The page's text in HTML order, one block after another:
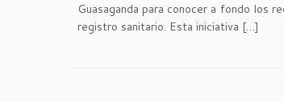
Guasaganda para conocer a fondo los
registro sanitario. Esta iniciativa […]